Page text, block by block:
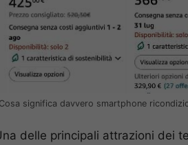
Cosa significa davvero smartphone
delle principali attrazioni dei